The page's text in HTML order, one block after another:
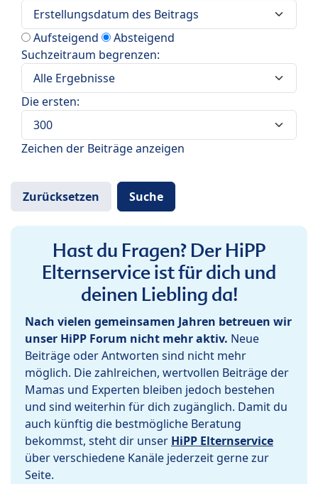
Aufsteigend
Absteigend
Suchzeitraum begrenzen:
Die ersten:
Zeichen der Beiträge anzeigen
Hast du Fragen? Der HiPP
Elternservice ist für dich und
deinen Liebling da!
Nach vielen gemeinsamen Jahren betreuen wir
unser HiPP Forum nicht mehr aktiv. Neue
Beiträge oder Antworten sind nicht mehr
möglich. Die zahlreichen, wertvollen Beiträge der
Mamas und Experten bleiben jedoch bestehen
und sind weiterhin für dich zugänglich. Damit du
auch künftig die bestmögliche Beratung
bekommst, steht dir unser HiPP Elternservice
über verschiedene Kanäle jederzeit gerne zur
Seite.